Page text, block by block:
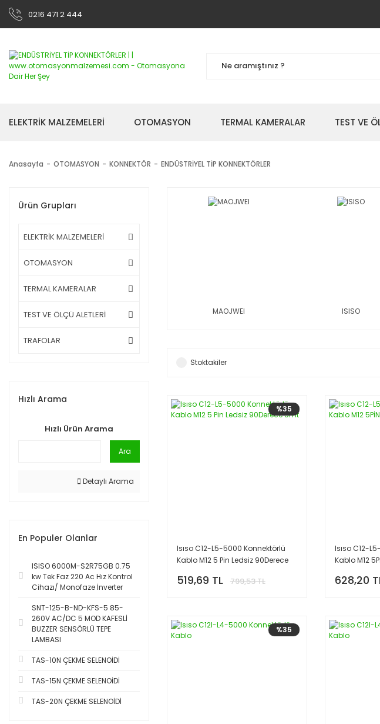
0216 471 2 444
ELEKTRİK MALZEMELERİ OTOMASYON TERMAL KAMERALAR TEST VE
Anasayfa OTOMASYON KONNEKTÖR ENDÜSTRİYEL TİP KONNEKTÖRLER
Ürün Grupları
ELEKTRİK MALZEMELERİ
OTOMASYON
TERMAL KAMERALAR
TEST VE ÖLÇÜ ALETLERİ
TRAFOLAR
Hızlı Arama
Hızlı Ürün Arama
Ara
Detaylı Arama
En Populer Olanlar
ISISO 6000M-S2R75GB 0.75
kw Tek Faz 220 Ac Hız Kontrol
Cihazı/ Monofaze İnverter
SNT-125-B-ND-KFS-5 85-
260V AC/DC 5 MOD KAFESLİ
BUZZER SENSÖRLÜ TEPE
LAMBASI
TAS-10N ÇEKME SELENOİDİ
TAS-15N ÇEKME SELENOİDİ
TAS-20N ÇEKME SELENOİDİ
MAOJWEI ISISO
Stoktakiler
%35
Isıso C12-L5-5000 Konnektörlü
Kablo M12 5 Pin Ledsiz 90Derece
519,69 TL 799,53 TL
Isıso C12-
Kablo M12
628,20
%35